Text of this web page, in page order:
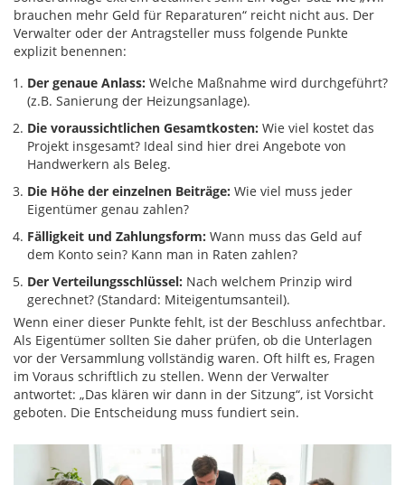
brauchen mehr Geld für Reparaturen“ reicht nicht aus. Der
Verwalter oder der Antragsteller muss folgende Punkte
explizit benennen:
Der genaue Anlass: Welche Maßnahme wird durchgeführt?
(z.B. Sanierung der Heizungsanlage).
Die voraussichtlichen Gesamtkosten: Wie viel kostet das
Projekt insgesamt? Ideal sind hier drei Angebote von
Handwerkern als Beleg.
Die Höhe der einzelnen Beiträge: Wie viel muss jeder
Eigentümer genau zahlen?
Fälligkeit und Zahlungsform: Wann muss das Geld auf
dem Konto sein? Kann man in Raten zahlen?
Der Verteilungsschlüssel: Nach welchem Prinzip wird
gerechnet? (Standard: Miteigentumsanteil).
Wenn einer dieser Punkte fehlt, ist der Beschluss anfechtbar.
Als Eigentümer sollten Sie daher prüfen, ob die Unterlagen
vor der Versammlung vollständig waren. Oft hilft es, Fragen
im Voraus schriftlich zu stellen. Wenn der Verwalter
antwortet: „Das klären wir dann in der Sitzung“, ist Vorsicht
geboten. Die Entscheidung muss fundiert sein.